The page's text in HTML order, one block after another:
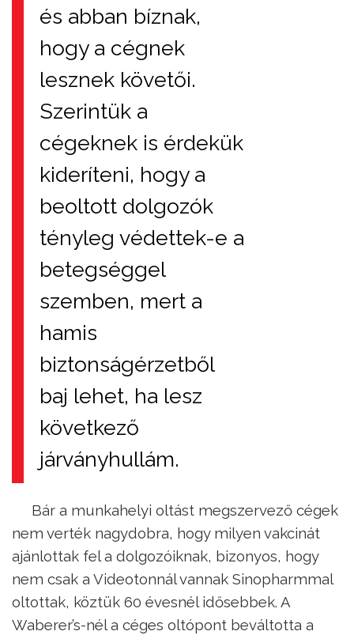
és abban bíznak,
hogy a cégnek
lesznek követői.
Szerintük a
cégeknek is érdekük
kideríteni, hogy a
beoltott dolgozók
tényleg védettek-e a
betegséggel
szemben, mert a
hamis
biztonságérzetből
baj lehet, ha lesz
következő
járványhullám.
Bár a munkahelyi oltást megszervező cégek
nem verték nagydobra, hogy milyen vakcinát
ajánlottak fel a dolgozóiknak, bizonyos, hogy
nem csak a Videotonnál vannak Sinopharmmal
oltottak, köztük 60 évesnél idősebbek. A
Waberer’s-nél a céges oltópont beváltotta a